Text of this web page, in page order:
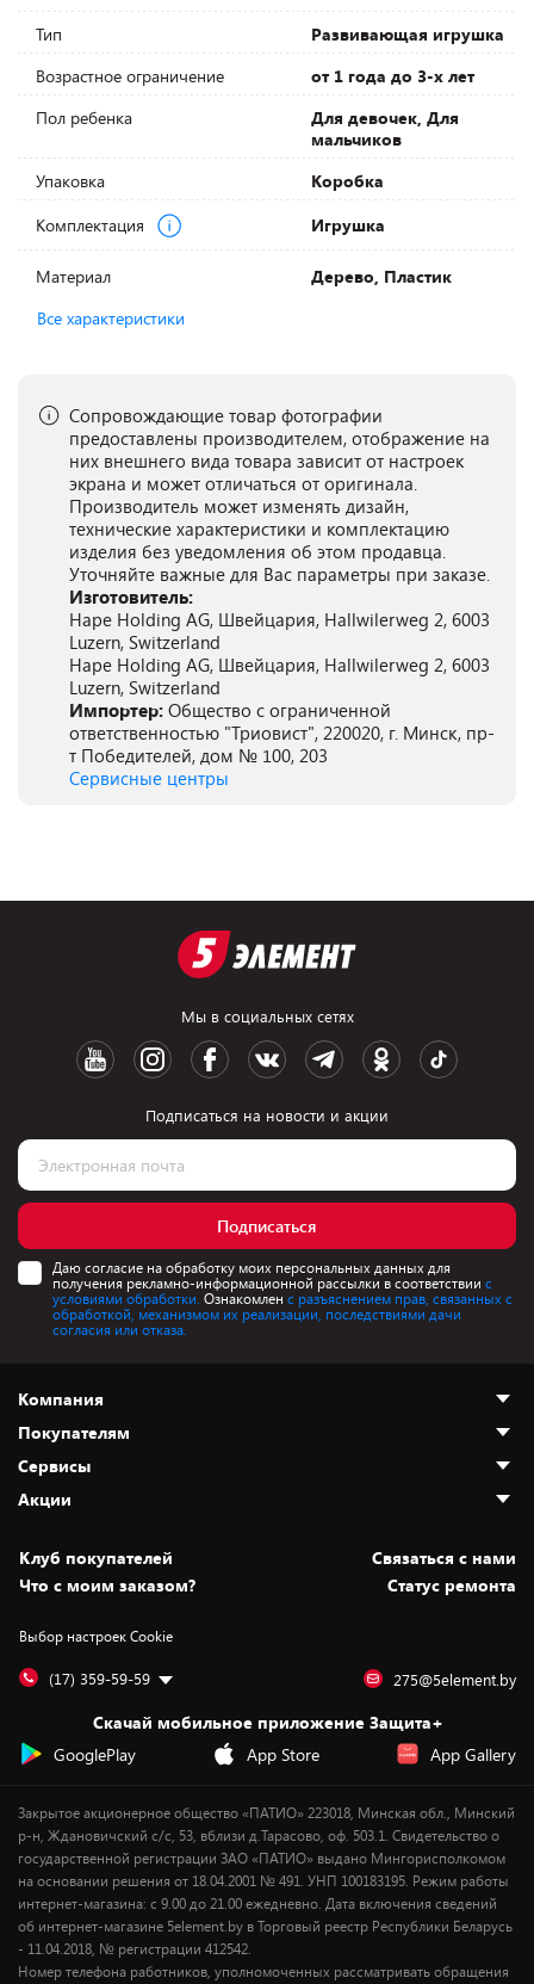
Тип
Развивающая игрушка
Возрастное ограничение
от 1 года до 3-х лет
Пол ребенка
Для девочек, Для
мальчиков
Упаковка
Коробка
Комплектация
Игрушка
Материал
Дерево, Пластик
Все характеристики
Сопровождающие товар фотографии
предоставлены производителем, отображение на
них внешнего вида товара зависит от настроек
экрана и может отличаться от оригинала.
Производитель может изменять дизайн,
технические характеристики и комплектацию
изделия без уведомления об этом продавца.
Уточняйте важные для Вас параметры при заказе.
Изготовитель:
Hape Holding AG, Швейцария, Hallwilerweg 2, 6003
Luzern, Switzerland
Hape Holding AG, Швейцария, Hallwilerweg 2, 6003
Luzern, Switzerland
Импортер: Общество с ограниченной
ответственностью "Триовист", 220020, г. Минск, пр-
т Победителей, дом № 100, 203
Сервисные центры
Мы в социальных сетях
Подписаться на новости и акции
Подписаться
Даю согласие на обработку моих персональных данных для
получения рекламно-информационной рассылки в соответствии с
условиями обработки. Ознакомлен с разъяснением прав, связанных с
обработкой, механизмом их реализации, последствиями дачи
согласия или отказа.
Компания
О нас
Адреса магазинов
Новости
Статьи и обзоры
Вакансии
Дай пять добру!
Покупателям
Как сделать заказ
Оплата и доставка
Безналичный расчёт
Обмен и возврат товара
Обработка персональных данных
Подарочные карты
Сервисы
Установка техники
Для игровых консолей
Для мобильных устройств
Для компьютеров
Сервисные центры
Акции
Скидки и промокоды
Белорусские товары
Бонусы
Оплата частями
Уценка
Клуб покупателей
Cвязаться с нами
Что с моим заказом?
Статус ремонта
Выбор настроек Cookie
(17) 359-59-59 275@5element.by
Скачай мобильное приложение Защита+
GooglePlay
App Store App Gallery
Закрытое акционерное общество «ПАТИО» 223018, Минская обл., Минский
р-н, Ждановичский с/с, 53, вблизи д.Тарасово, оф. 503.1. Свидетельство о
государственной регистрации ЗАО «ПАТИО» выдано Мингорисполкомом
на основании решения от 18.04.2001 № 491. УНП 100183195. Режим работы
интернет-магазина: с 9.00 до 21.00 ежедневно. Дата включения сведений
об интернет-магазине 5element.by в Торговый реестр Республики Беларусь
- 11.04.2018, № регистрации 412542.
Номер телефона работников, уполномоченных рассматривать обращения